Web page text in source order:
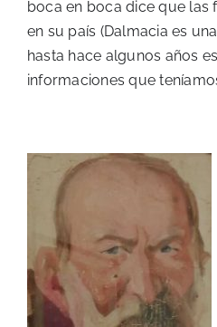
boca en boca dice que las
en su país (Dalmacia es
hasta hace algunos años
informaciones que